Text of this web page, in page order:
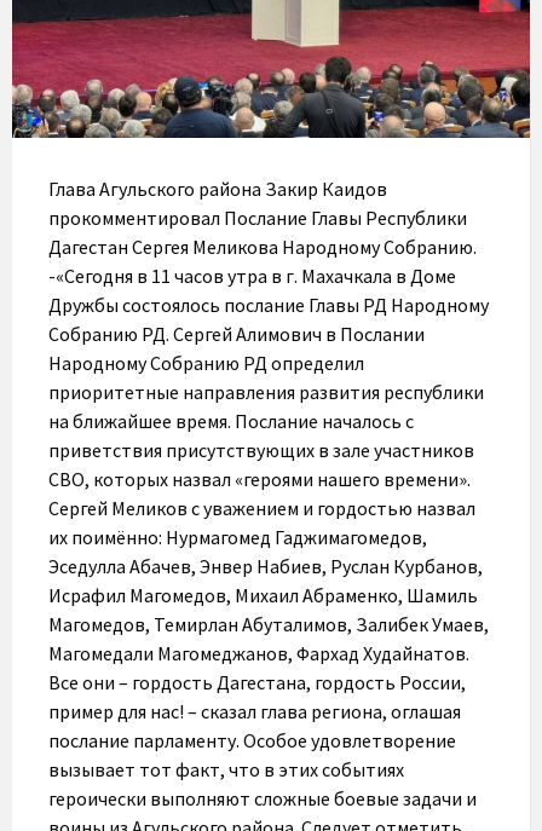
Глава Агульского района Закир Каидов
прокомментировал Послание Главы Республики
Дагестан Сергея Меликова Народному Собранию.
-«Сегодня в 11 часов утра в г. Махачкала в Доме
Дружбы состоялось послание Главы РД Народному
Собранию РД. Сергей Алимович в Послании
Народному Собранию РД определил
приоритетные направления развития республики
на ближайшее время. Послание началось с
приветствия присутствующих в зале участников
СВО, которых назвал «героями нашего времени».
Сергей Меликов с уважением и гордостью назвал
их поимённо: Нурмагомед Гаджимагомедов,
Эседулла Абачев, Энвер Набиев, Руслан Курбанов,
Исрафил Магомедов, Михаил Абраменко, Шамиль
Магомедов, Темирлан Абуталимов, Залибек Умаев,
Магомедали Магомеджанов, Фархад Худайнатов.
Все они – гордость Дагестана, гордость России,
пример для нас! – сказал глава региона, оглашая
послание парламенту. Особое удовлетворение
вызывает тот факт, что в этих событиях
героически выполняют сложные боевые задачи и